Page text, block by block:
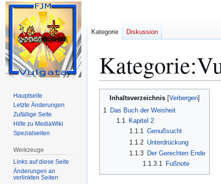
Kategorie:
Inhaltsverzeichnis
1 Das Buch der Weisheit
1.1
Kapitel 2
1.1.1 Genußsucht
1.1.2 Unterdrückung
1.1.3 Der Gerechten Ende
1.1.3.1
Fußnote
Kategorie Diskussion
Hauptseite
Letzte Änderungen
Zufällige Seite
Hilfe zu MediaWiki
Spezialseiten
Werkzeuge
Links auf diese Seite
Änderungen an
verlinkten Seiten